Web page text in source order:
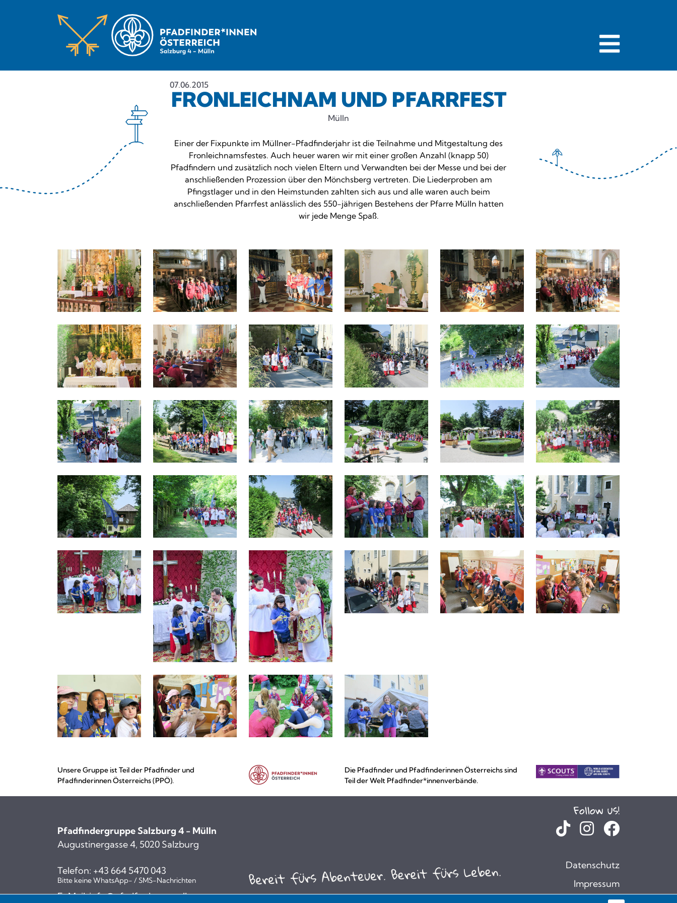
07.06.2015
FRONLEICHNAM UND PFARRFEST
Mülln
Einer der Fixpunkte im Müllner-Pfadfinderjahr ist die Teilnahme und Mitgestaltung des
Fronleichnamsfestes. Auch heuer waren wir mit einer großen Anzahl (knapp 50)
Pfadfindern und zusätzlich noch vielen Eltern und Verwandten bei der Messe und bei der
anschließenden Prozession über den Mönchsberg vertreten. Die Liederproben am
Pfingstlager und in den Heimstunden zahlten sich aus und alle waren auch beim
anschließenden Pfarrfest anlässlich des 550-jährigen Bestehens der Pfarre Mülln hatten
wir jede Menge Spaß.
Unsere Gruppe ist Teil der Pfadfinder und
Pfadfinderinnen Österreichs (PPÖ).
Die Pfadfinder und Pfadfinderinnen Österreichs sind
Teil der Welt Pfadfinder*innenverbände.
Pfadfindergruppe Salzburg 4 - Mülln
Augustinergasse 4, 5020 Salzburg
Telefon: +43 664 5470 043
Bitte keine WhatsApp- / SMS-Nachrichten
E-Mail:info@pfadfinder-muelln.at
Follow us!
Datenschutz
Impressum